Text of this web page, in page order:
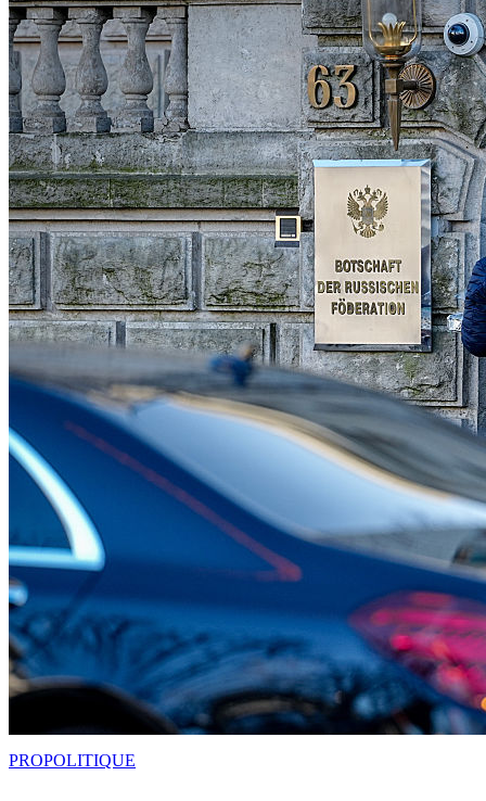
PROPOLITIQUE